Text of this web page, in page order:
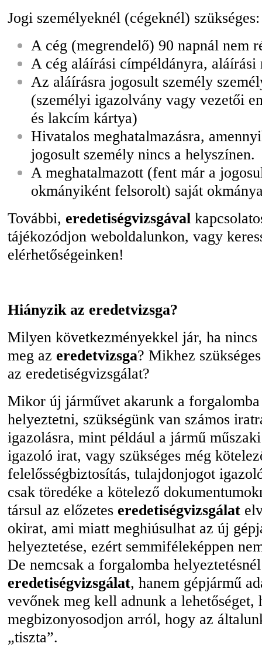
Jogi személyeknél (cégeknél) szükséges:
A cég (megrendelő) 90 napnál nem
A cég aláírási címpéldányra, aláírási
Az aláírásra jogosult személy
(személyi igazolvány vagy vezetői
és lakcím kártya)
Hivatalos meghatalmazásra,
jogosult személy nincs a helyszínen.
A meghatalmazott (fent már a
okmányiként felsorolt) saját
További, eredetiségvizsgával
tájékozódjon weboldalunkon, vagy
elérhetőségeinken!
Hiányzik az eredetvizsga?
Milyen következményekkel jár, ha nincs
meg az eredetvizsga? Mikhez szükséges
az eredetiségvizsgálat?
Mikor új járművet akarunk a forgalomba
helyeztetni, szükségünk van számos
igazolásra, mint például a jármű
igazoló irat, vagy szükséges még
felelősségbiztosítás, tulajdonjogot
csak töredéke a kötelező
társul az előzetes eredetiségvizsgálat
okirat, ami miatt meghiúsulhat az új
helyeztetése, ezért semmiféleképpen
De nemcsak a forgalomba
eredetiségvizsgálat, hanem gépjármű
vevőnek meg kell adnunk a lehetőséget,
megbizonyosodjon arról, hogy az
„tiszta”.